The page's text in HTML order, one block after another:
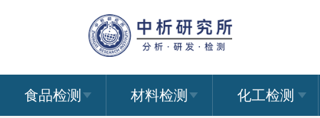
食品检测 材料检测 化工检测